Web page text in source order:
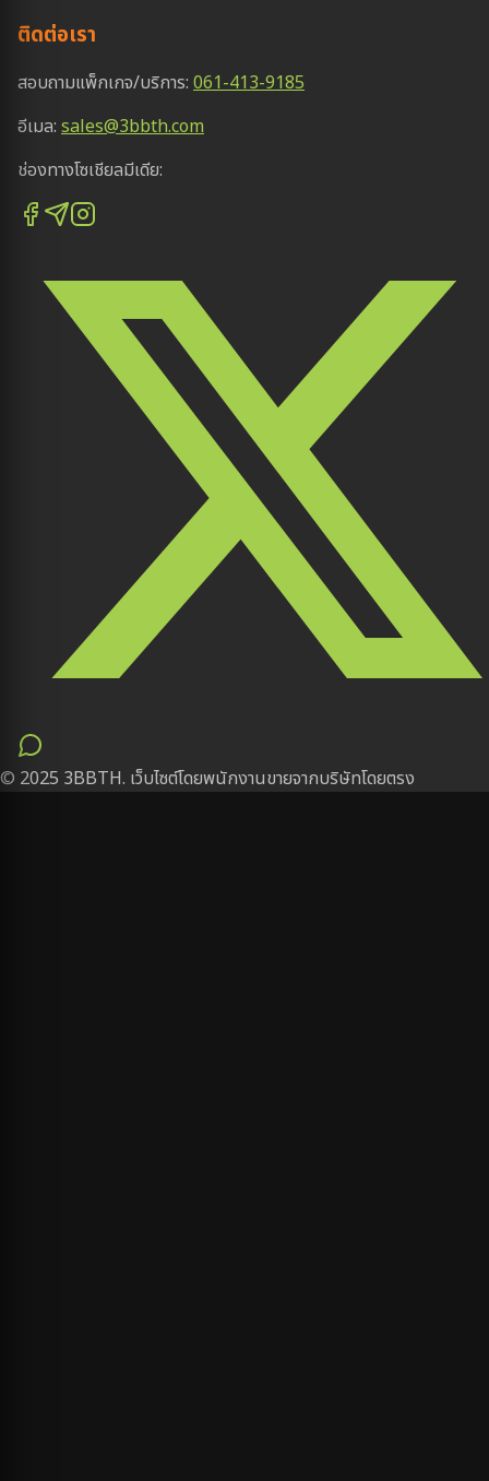
ติดต่อเรา
สอบถามแพ็กเกจ/บริการ: 061-413-9185
อีเมล: sales@3bbth.com
ช่องทางโซเชียลมีเดีย:
© 2025 3BBTH. เว็บไซต์โดยพนักงานขายจากบริษัทโดยตรง